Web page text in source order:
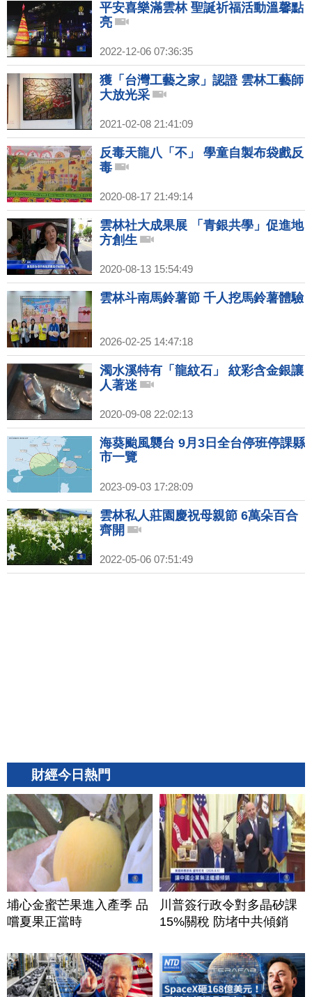
平安喜樂滿雲林 聖誕祈福活動溫馨點
亮
2022-12-06 07:36:35
獲「台灣工藝之家」認證 雲林工藝師
大放光采
2021-02-08 21:41:09
反毒天龍八「不」 學童自製布袋戲反
毒
2020-08-17 21:49:14
雲林社大成果展 「青銀共學」促進地
方創生
2020-08-13 15:54:49
雲林斗南馬鈴薯節 千人挖馬鈴薯體驗
2026-02-25 14:47:18
濁水溪特有「龍紋石」 紋彩含金銀讓
人著迷
2020-09-08 22:02:13
海葵颱風襲台 9月3日全台停班停課縣
市一覽
2023-09-03 17:28:09
雲林私人莊園慶祝母親節 6萬朵百合
齊開
2022-05-06 07:51:49
財經今日熱門
埔心金蜜芒果進入產季 品
嚐夏果正當時
川普簽行政令對多晶矽課
15%關稅 防堵中共傾銷